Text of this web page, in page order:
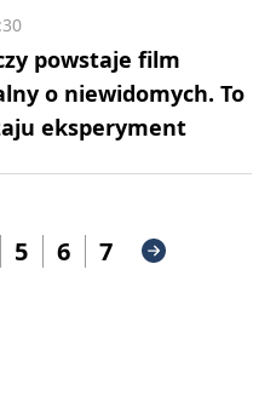
powstaje film
o niewidomych. To
eksperyment
5 6 7